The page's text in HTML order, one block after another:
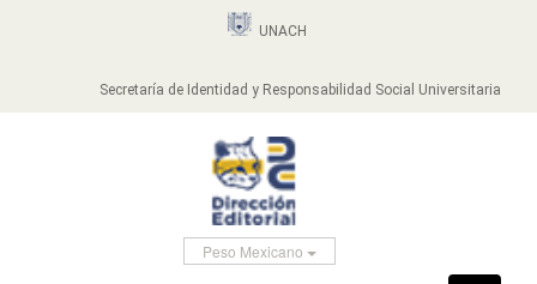
UNACH
Secretaría de Identidad y Responsabilidad Social Universitaria
Peso Mexicano